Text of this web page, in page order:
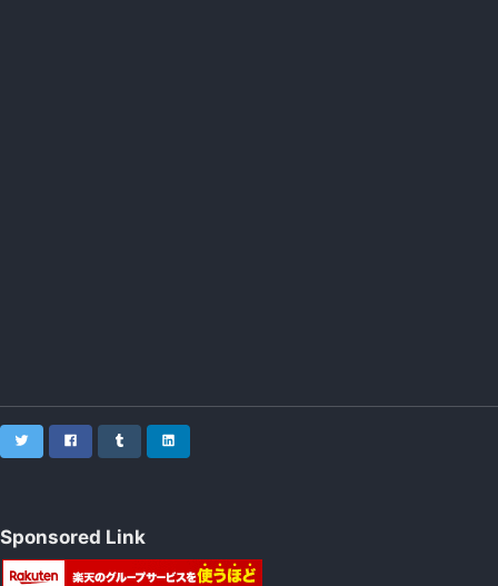
Twitter FacebookTumblr
Sponsored Link